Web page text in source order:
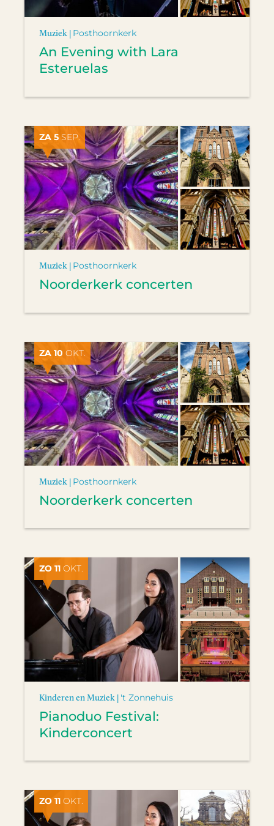
Muziek | Posthoornkerk
An Evening with Lara
Esteruelas
ZA 5 SEP.
Muziek | Posthoornkerk
Noorderkerk concerten
ZA 10 OKT.
Muziek | Posthoornkerk
Noorderkerk concerten
ZO 11 OKT.
Kinderen en Muziek | 't Zonnehuis
Pianoduo Festival:
Kinderconcert
ZO 11 OKT.